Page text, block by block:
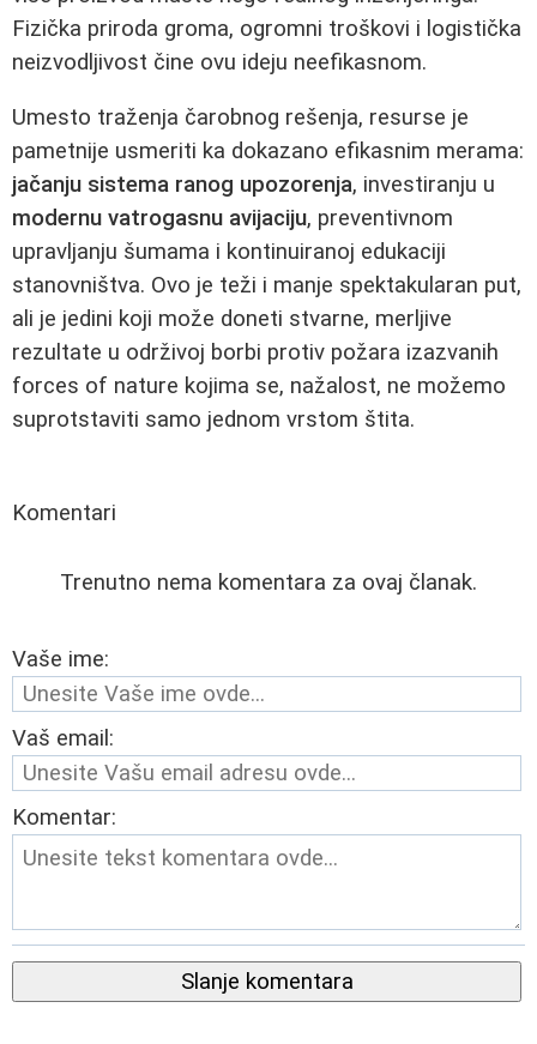
Fizička priroda groma, ogromni troškovi i logistička
neizvodljivost čine ovu ideju neefikasnom.
Umesto traženja čarobnog rešenja, resurse je
pametnije usmeriti ka dokazano efikasnim merama:
jačanju sistema ranog upozorenja, investiranju u
modernu vatrogasnu avijaciju, preventivnom
upravljanju šumama i kontinuiranoj edukaciji
stanovništva. Ovo je teži i manje spektakularan put,
ali je jedini koji može doneti stvarne, merljive
rezultate u održivoj borbi protiv požara izazvanih
forces of nature kojima se, nažalost, ne možemo
suprotstaviti samo jednom vrstom štita.
Komentari
Trenutno nema komentara za ovaj članak.
Vaše ime:
Vaš email:
Komentar:
Slanje komentara